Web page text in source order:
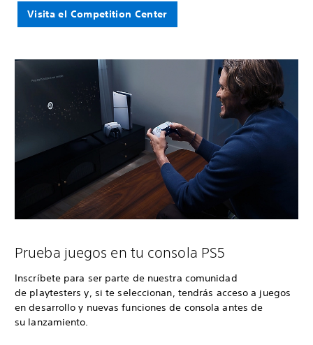
Visita el Competition Center
Prueba juegos en tu consola PS5
Inscríbete para ser parte de nuestra comunidad
de playtesters y, si te seleccionan, tendrás acceso a juegos
en desarrollo y nuevas funciones de consola antes de
su lanzamiento.